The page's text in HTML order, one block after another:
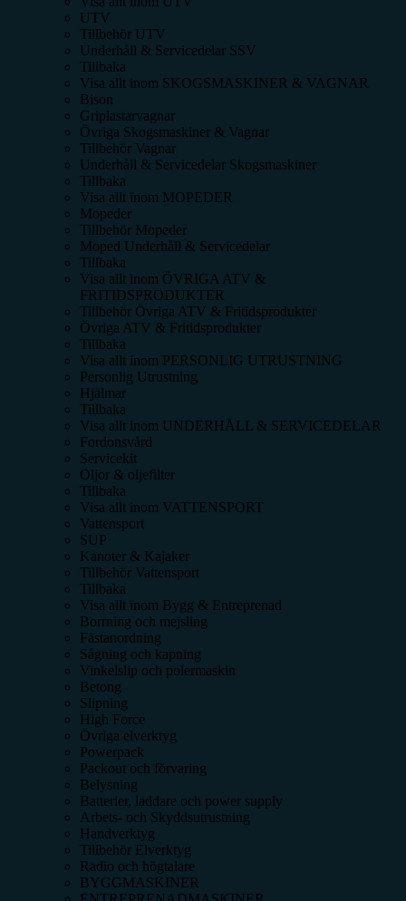
UTV
Tillbehör UTV
Underhåll & Servicedelar SSV
Tillbaka
Visa allt inom SKOGSMASKINER & VAGNAR
Bison
Griplastarvagnar
Övriga Skogsmaskiner & Vagnar
Tillbehör Vagnar
Underhåll & Servicedelar Skogsmaskiner
Tillbaka
Visa allt inom MOPEDER
Mopeder
Tillbehör Mopeder
Moped Underhåll & Servicedelar
Tillbaka
Visa allt inom ÖVRIGA ATV &
FRITIDSPRODUKTER
Tillbehör Övriga ATV & Fritidsprodukter
Övriga ATV & Fritidsprodukter
Tillbaka
Visa allt inom PERSONLIG UTRUSTNING
Personlig Utrustning
Hjälmar
Tillbaka
Visa allt inom UNDERHÅLL & SERVICEDELAR
Fordonsvård
Servicekit
Oljor & oljefilter
Tillbaka
Visa allt inom VATTENSPORT
Vattensport
SUP
Kanoter & Kajaker
Tillbehör Vattensport
Tillbaka
Visa allt inom Bygg & Entreprenad
Borrning och mejsling
Fästanordning
Sågning och kapning
Vinkelslip och polermaskin
Betong
Slipning
High Force
Övriga elverktyg
Powerpack
Packout och förvaring
Belysning
Batterier, laddare och power supply
Arbets- och Skyddsutrustning
Handverktyg
Tillbehör Elverktyg
Radio och högtalare
BYGGMASKINER